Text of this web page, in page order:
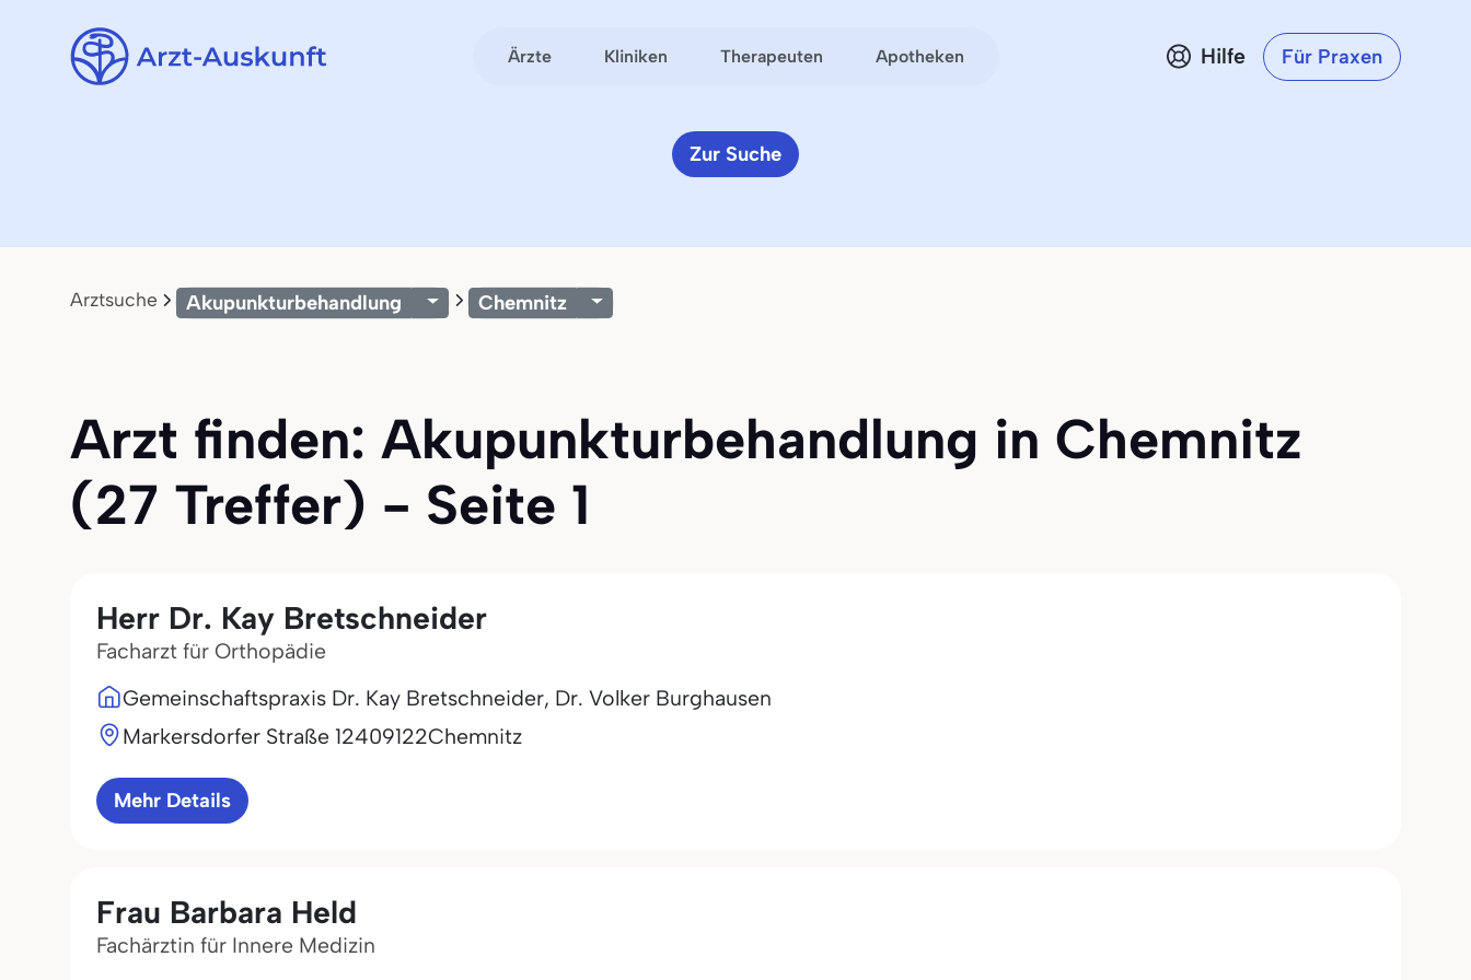
Ärzte Kliniken Therapeuten Apotheken Hilfe Für Praxen
Zur Suche
Arztsuche Akupunkturbehandlung Chemnitz
Arzt finden: Akupunkturbehandlung in Chemnitz
(27 Treffer) - Seite 1
Herr Dr. Kay Bretschneider
Facharzt für Orthopädie
Gemeinschaftspraxis Dr. Kay Bretschneider, Dr. Volker Burghausen
Markersdorfer Straße 12409122Chemnitz
Mehr Details
Frau Barbara Held
Fachärztin für Innere Medizin